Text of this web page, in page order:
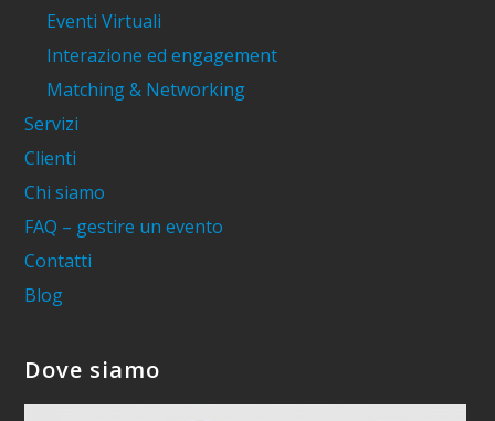
Eventi Virtuali
Interazione ed engagement
Matching & Networking
Servizi
Clienti
Chi siamo
FAQ – gestire un evento
Contatti
Blog
Dove siamo